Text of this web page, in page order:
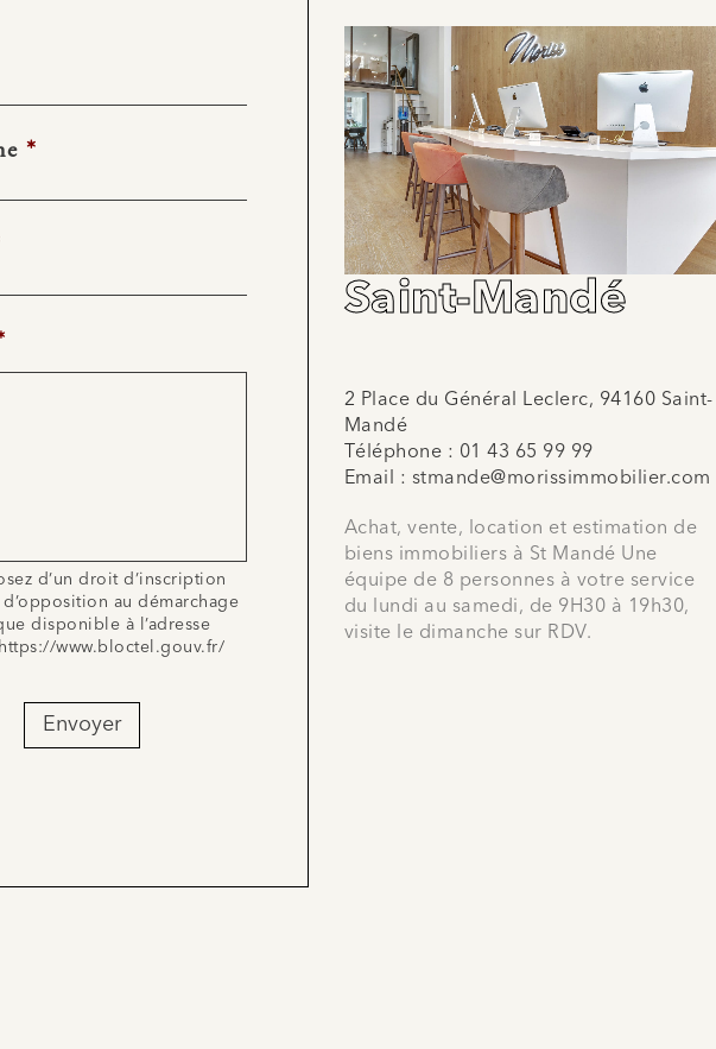
*
d’un droit d’inscription
au démarchage
disponible à l’adresse
https://www.bloctel.gouv.fr/
Envoyer
Saint-Mandé
2 Place du Général Leclerc, 94160 Saint-
Mandé
Téléphone : 01 43 65 99 99
Email : stmande@morissimmobilier.com
Achat, vente, location et estimation de
biens immobiliers à St Mandé Une
équipe de 8 personnes à votre service
du lundi au samedi, de 9H30 à 19h30,
visite le dimanche sur RDV.